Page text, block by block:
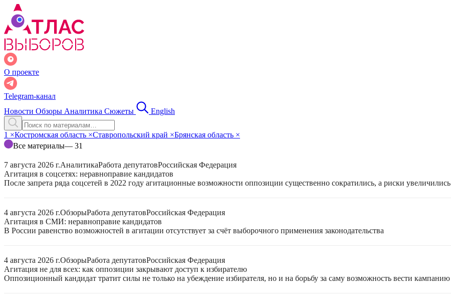
О проекте
Telegram-канал
Новости Обзоры Аналитика Сюжеты English
1 ×Костромская область ×Ставропольский край ×Брянская область ×
Все материалы— 31
7 августа 2026 г.АналитикаРабота депутатовРоссийская Федерация
Агитация в соцсетях: неравноправие кандидатов
После запрета ряда соцсетей в 2022 году агитационные возможности оппозиции существенно сократились, а риски увеличились
4 августа 2026 г.ОбзорыРабота депутатовРоссийская Федерация
Агитация в СМИ: неравноправие кандидатов
В России равенство возможностей в агитации отсутствует за счёт выборочного применения законодательства
4 августа 2026 г.ОбзорыРабота депутатовРоссийская Федерация
Агитация не для всех: как оппозиции закрывают доступ к избирателю
Оппозиционный кандидат тратит силы не только на убеждение избирателя, но и на борьбу за саму возможность вести кампанию